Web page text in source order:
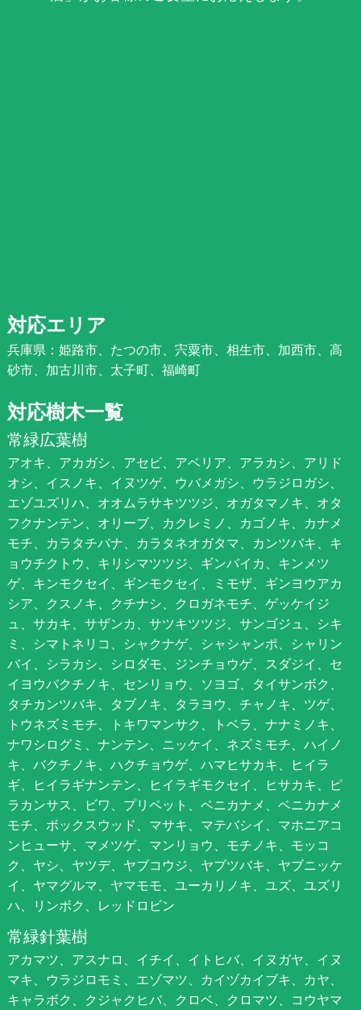
対応エリア
兵庫県：姫路市、たつの市、宍粟市、相生市、加西市、高
砂市、加古川市、太子町、福崎町
対応樹木一覧
常緑広葉樹
アオキ、アカガシ、アセビ、アベリア、アラカシ、アリド
オシ、イスノキ、イヌツゲ、ウバメガシ、ウラジロガシ、
エゾユズリハ、オオムラサキツツジ、オガタマノキ、オタ
フクナンテン、オリーブ、カクレミノ、カゴノキ、カナメ
モチ、カラタチバナ、カラタネオガタマ、カンツバキ、キ
ョウチクトウ、キリシマツツジ、ギンバイカ、キンメツ
ゲ、キンモクセイ、ギンモクセイ、ミモザ、ギンヨウアカ
シア、クスノキ、クチナシ、クロガネモチ、ゲッケイジ
ュ、サカキ、サザンカ、サツキツツジ、サンゴジュ、シキ
ミ、シマトネリコ、シャクナゲ、シャシャンポ、シャリン
バイ、シラカシ、シロダモ、ジンチョウゲ、スダジイ、セ
イヨウバクチノキ、センリョウ、ソヨゴ、タイサンボク、
タチカンツバキ、タブノキ、タラヨウ、チャノキ、ツゲ、
トウネズミモチ、トキワマンサク、トベラ、ナナミノキ、
ナワシログミ、ナンテン、ニッケイ、ネズミモチ、ハイノ
キ、バクチノキ、ハクチョウゲ、ハマヒサカキ、ヒイラ
ギ、ヒイラギナンテン、ヒイラギモクセイ、ヒサカキ、ピ
ラカンサス、ビワ、プリペット、ベニカナメ、ベニカナメ
モチ、ボックスウッド、マサキ、マテバシイ、マホニアコ
ンヒューサ、マメツゲ、マンリョウ、モチノキ、モッコ
ク、ヤシ、ヤツデ、ヤブコウジ、ヤブツバキ、ヤブニッケ
イ、ヤマグルマ、ヤマモモ、ユーカリノキ、ユズ、ユズリ
ハ、リンボク、レッドロビン
常緑針葉樹
アカマツ、アスナロ、イチイ、イトヒバ、イヌガヤ、イヌ
マキ、ウラジロモミ、エゾマツ、カイヅカイブキ、カヤ、
キャラボク、クジャクヒバ、クロベ、クロマツ、コウヤマ